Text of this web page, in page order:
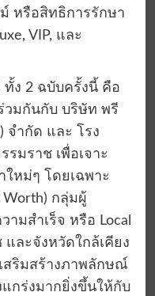
หรือสิทธิการรักษา
VIP, และ
ง 2 ฉบับครั้งนี้ คือ
วมกันกับ บริษัท พรี
จำกัด และ โรง
มราช เพื่อเจาะ
หม่ๆ โดยเฉพาะ
กลุ่มผู้
มสำเร็จ หรือ Local
ละจังหวัดใกล้เคียง
สริมสร้างภาพลักษณ์
กร่งมากยิ่งขึ้นให้กับ